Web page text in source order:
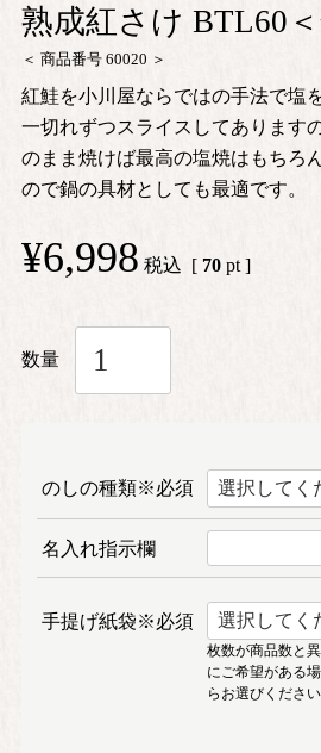
熟成紅さけ BTL60
商品番号 60020
紅鮭を小川屋ならではの手法で塩
一切れずつスライスしてあります
のまま焼けば最高の塩焼はもちろ
ので鍋の具材としても最適です。
¥6,998 税込 [ 70 pt ]
のしの種類※必須
名入れ指示欄
手提げ紙袋※必須
枚数が商品数と
にご希望がある
らお選びください